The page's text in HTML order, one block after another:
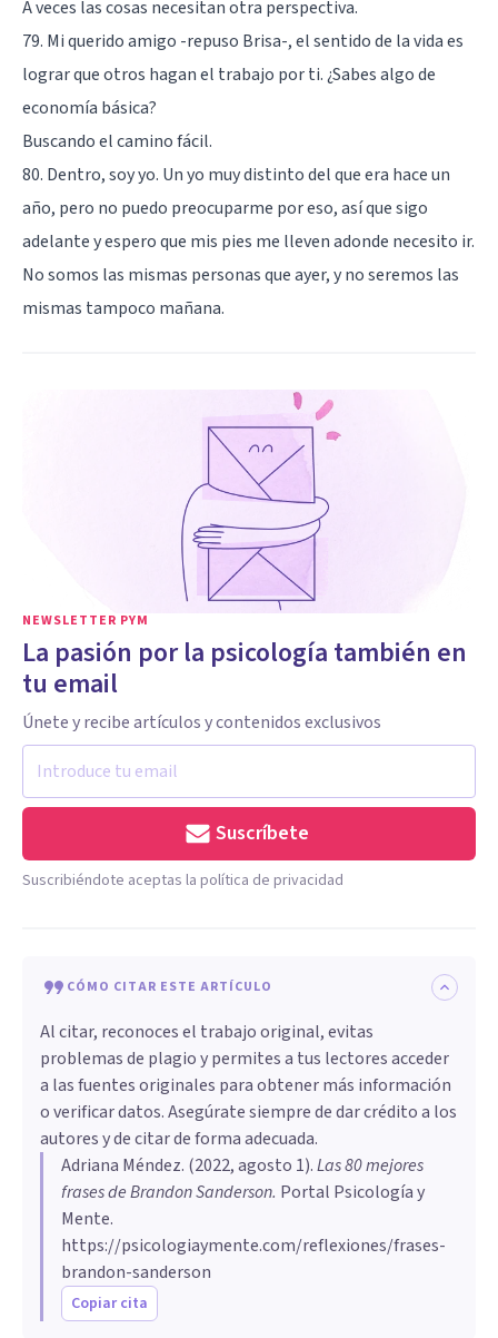
A veces las cosas necesitan otra perspectiva.
79. Mi querido amigo -repuso Brisa-, el sentido de la vida es
lograr que otros hagan el trabajo por ti. ¿Sabes algo de
economía básica?
Buscando el camino fácil.
80. Dentro, soy yo. Un yo muy distinto del que era hace un
año, pero no puedo preocuparme por eso, así que sigo
adelante y espero que mis pies me lleven adonde necesito ir.
No somos las mismas personas que ayer, y no seremos las
mismas tampoco mañana.
NEWSLETTER PYM
La pasión por la psicología también en
tu email
Únete y recibe artículos y contenidos exclusivos
Suscríbete
Suscribiéndote aceptas la política de privacidad
CÓMO CITAR ESTE ARTÍCULO
Al citar, reconoces el trabajo original, evitas
problemas de plagio y permites a tus lectores acceder
a las fuentes originales para obtener más información
o verificar datos. Asegúrate siempre de dar crédito a los
autores y de citar de forma adecuada.
Adriana Méndez. (2022, agosto 1).Las 80 mejores
frases de Brandon Sanderson. Portal Psicología y
Mente.
https://psicologiaymente.com/reflexiones/frases-
brandon-sanderson
Copiar cita